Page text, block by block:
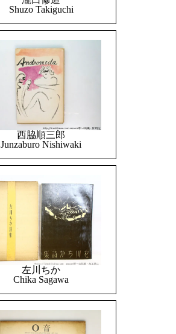
Shuzo Takiguchi
西脇順三郎
Junzaburo Nishiwaki
左川ちか
Chika Sagawa